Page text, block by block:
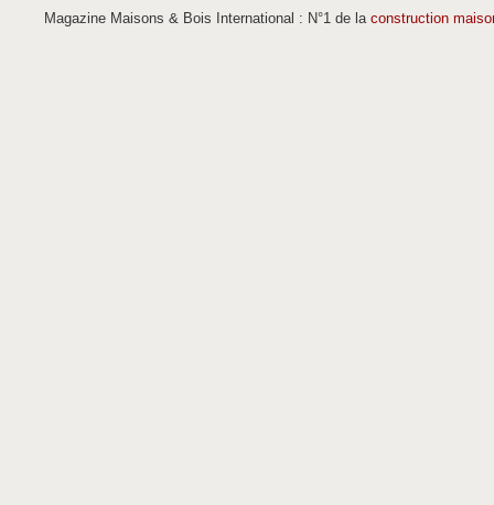
Magazine Maisons & Bois International : N°1 de la construction